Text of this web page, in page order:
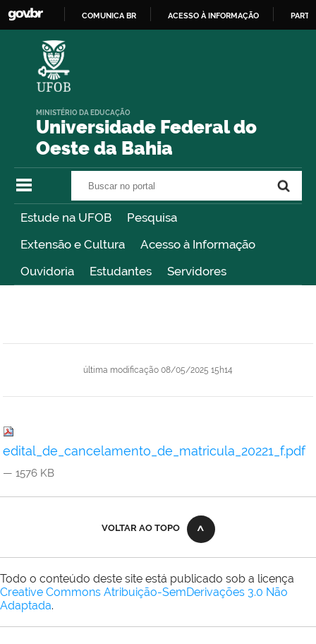
COMUNICA BR ACESSO À INFORMAÇÃO
Universidade Federal do
Oeste da Bahia
MINISTÉRIO DA EDUCAÇÃO
Estude na UFOB
Pesquisa
Extensão e Cultura
Acesso à Informação
Ouvidoria
Estudantes Servidores
última modificação 08/05/2025 15h14
edital_de_cancelamento_de_matricula_20221_f.pdf
— 1576 KB
VOLTAR AO TOPO
Todo o conteúdo deste site está publicado sob a licença
Creative Commons Atribuição-SemDerivações 3.0 Não
Adaptada.